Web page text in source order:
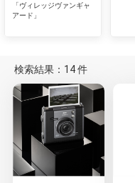
「ヴィレッジヴァンギャ
アード」
検索結果：14 件